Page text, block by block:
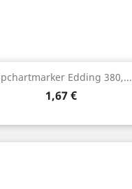
Edding 380,...
Preis
1,67 €